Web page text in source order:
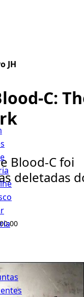
JH
C:
Blood-C foi
deletadas